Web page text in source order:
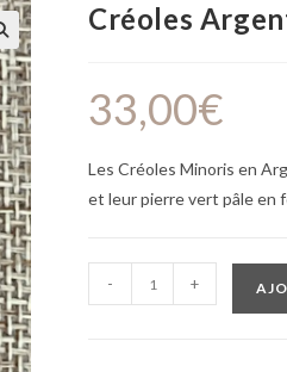
Créoles
33,00€
Les Créoles Minoris en
et leur pierre vert pâle en
- +